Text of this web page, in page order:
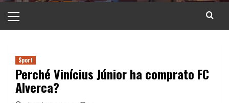
principale
Sport
Perché Vinícius Júnior ha comprato FC
Alverca?